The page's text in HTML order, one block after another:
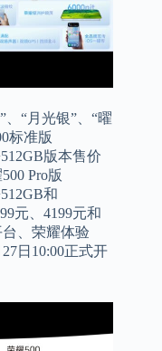
、“月光银”、“曜
标准版
版本售价
Pro版
和
元、4199元和
、荣耀体验
日10:00正式开